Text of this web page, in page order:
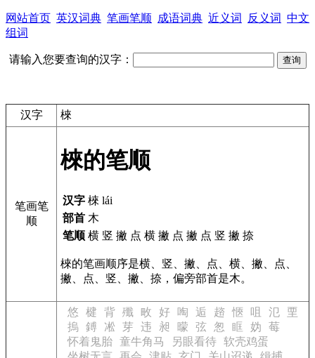
网站首页 英汉词典 笔画笔顺 成语词典 近义词 反义词 中文
组词
请输入您要查询的汉字：
汉字 棶
笔画笔
顺
棶的笔顺
汉字 棶 lái
部首 木
笔顺 横 竖 撇 点 横 撇 点 撇 点 竖 撇 捺
棶的笔画顺序是横、竖、撇、点、横、撇、点、
撇、点、竖、撇、捺，偏旁部首是木。
悠 楗 背 殲 畋 好 啕 逅 趦 愜 咀 氾
垔
摀
鎛 凇 芽 违 昶 曚 弦 怱 眶 妫
莓
怀着鬼胎 童牛角马 另眼看待
软壳鸡蛋